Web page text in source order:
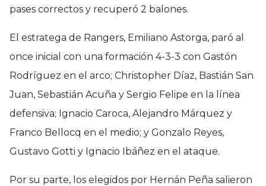
pases correctos y recuperó 2 balones.
El estratega de Rangers, Emiliano Astorga, paró al
once inicial con una formación 4-3-3 con Gastón
Rodríguez en el arco; Christopher Díaz, Bastián San
Juan, Sebastián Acuña y Sergio Felipe en la línea
defensiva; Ignacio Caroca, Alejandro Márquez y
Franco Bellocq en el medio; y Gonzalo Reyes,
Gustavo Gotti y Ignacio Ibáñez en el ataque.
Por su parte, los elegidos por Hernán Peña salieron